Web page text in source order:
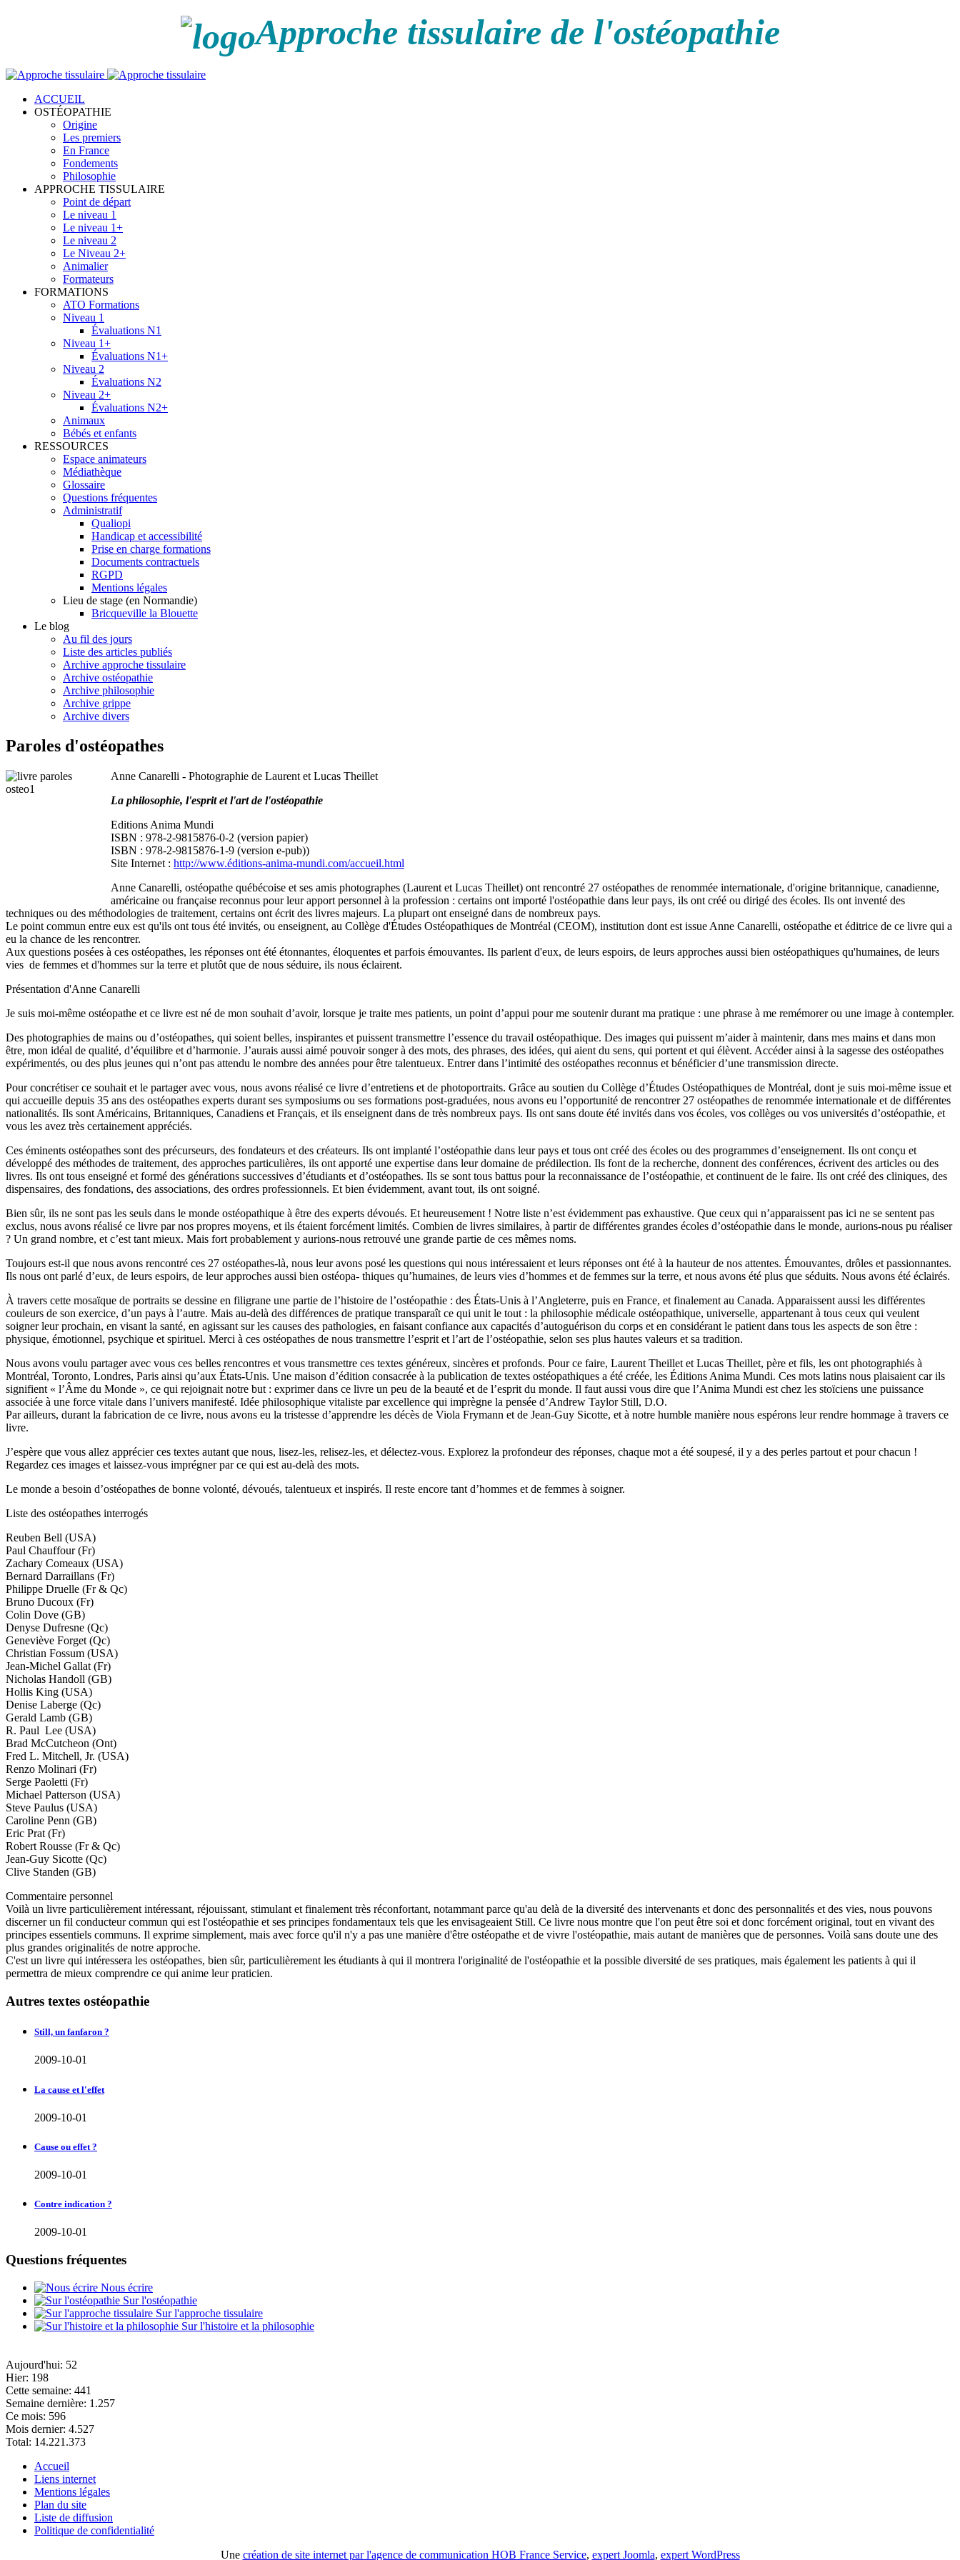
Approche tissulaire de l'ostéopathie
ACCUEIL
OSTÉOPATHIE
Origine
Les premiers
En France
Fondements
Philosophie
APPROCHE TISSULAIRE
Point de départ
Le niveau 1
Le niveau 1+
Le niveau 2
Le Niveau 2+
Animalier
Formateurs
FORMATIONS
ATO Formations
Niveau 1
Évaluations N1
Niveau 1+
Évaluations N1+
Niveau 2
Évaluations N2
Niveau 2+
Évaluations N2+
Animaux
Bébés et enfants
RESSOURCES
Espace animateurs
Médiathèque
Glossaire
Questions fréquentes
Administratif
Qualiopi
Handicap et accessibilité
Prise en charge formations
Documents contractuels
RGPD
Mentions légales
Lieu de stage (en Normandie)
Bricqueville la Blouette
Le blog
Au fil des jours
Liste des articles publiés
Archive approche tissulaire
Archive ostéopathie
Archive philosophie
Archive grippe
Archive divers
Paroles d'ostéopathes
Anne Canarelli - Photographie de Laurent et Lucas Theillet
La philosophie, l'esprit et l'art de l'ostéopathie
Editions Anima Mundi
ISBN : 978-2-9815876-0-2 (version papier)
ISBN : 978-2-9815876-1-9 (version e-pub))
Site Internet : http://www.éditions-anima-mundi.com/accueil.html
Anne Canarelli, ostéopathe québécoise et ses amis photographes (Laurent et Lucas Theillet) ont rencontré 27 ostéopathes de renommée internationale, d'origine britannique, canadienne,
américaine ou française reconnus pour leur apport personnel à la profession : certains ont importé l'ostéopathie dans leur pays, ils ont créé ou dirigé des écoles. Ils ont inventé des
techniques ou des méthodologies de traitement, certains ont écrit des livres majeurs. La plupart ont enseigné dans de nombreux pays.
Le point commun entre eux est qu'ils ont tous été invités, ou enseignent, au Collège d'Études Ostéopathiques de Montréal (CEOM), institution dont est issue Anne Canarelli, ostéopathe et éditrice de ce livre qui a
eu la chance de les rencontrer.
Aux questions posées à ces ostéopathes, les réponses ont été étonnantes, éloquentes et parfois émouvantes. Ils parlent d'eux, de leurs espoirs, de leurs approches aussi bien ostéopathiques qu'humaines, de leurs
vies de femmes et d'hommes sur la terre et plutôt que de nous séduire, ils nous éclairent.
Présentation d'Anne Canarelli
Je suis moi-même ostéopathe et ce livre est né de mon souhait d’avoir, lorsque je traite mes patients, un point d’appui pour me soutenir durant ma pratique : une phrase à me remémorer ou une image à contempler.
Des photographies de mains ou d’ostéopathes, qui soient belles, inspirantes et puissent transmettre l’essence du travail ostéopathique. Des images qui puissent m’aider à maintenir, dans mes mains et dans mon
être, mon idéal de qualité, d’équilibre et d’harmonie. J’aurais aussi aimé pouvoir songer à des mots, des phrases, des idées, qui aient du sens, qui portent et qui élèvent. Accéder ainsi à la sagesse des ostéopathes
expérimentés, ou des plus jeunes qui n’ont pas attendu le nombre des années pour être talentueux. Entrer dans l’intimité des ostéopathes reconnus et bénéficier d’une transmission directe.
Pour concrétiser ce souhait et le partager avec vous, nous avons réalisé ce livre d’entretiens et de photoportraits. Grâce au soutien du Collège d’Études Ostéopathiques de Montréal, dont je suis moi-même issue et
qui accueille depuis 35 ans des ostéopathes experts durant ses symposiums ou ses formations post-graduées, nous avons eu l’opportunité de rencontrer 27 ostéopathes de renommée internationale et de différentes
nationalités. Ils sont Américains, Britanniques, Canadiens et Français, et ils enseignent dans de très nombreux pays. Ils ont sans doute été invités dans vos écoles, vos collèges ou vos universités d’ostéopathie, et
vous les avez très certainement appréciés.
Ces éminents ostéopathes sont des précurseurs, des fondateurs et des créateurs. Ils ont implanté l’ostéopathie dans leur pays et tous ont créé des écoles ou des programmes d’enseignement. Ils ont conçu et
développé des méthodes de traitement, des approches particulières, ils ont apporté une expertise dans leur domaine de prédilection. Ils font de la recherche, donnent des conférences, écrivent des articles ou des
livres. Ils ont tous enseigné et formé des générations successives d’étudiants et d’ostéopathes. Ils se sont tous battus pour la reconnaissance de l’ostéopathie, et continuent de le faire. Ils ont créé des cliniques, des
dispensaires, des fondations, des associations, des ordres professionnels. Et bien évidemment, avant tout, ils ont soigné.
Bien sûr, ils ne sont pas les seuls dans le monde ostéopathique à être des experts dévoués. Et heureusement ! Notre liste n’est évidemment pas exhaustive. Que ceux qui n’apparaissent pas ici ne se sentent pas
exclus, nous avons réalisé ce livre par nos propres moyens, et ils étaient forcément limités. Combien de livres similaires, à partir de différentes grandes écoles d’ostéopathie dans le monde, aurions-nous pu réaliser
? Un grand nombre, et c’est tant mieux. Mais fort probablement y aurions-nous retrouvé une grande partie de ces mêmes noms.
Toujours est-il que nous avons rencontré ces 27 ostéopathes-là, nous leur avons posé les questions qui nous intéressaient et leurs réponses ont été à la hauteur de nos attentes. Émouvantes, drôles et passionnantes.
Ils nous ont parlé d’eux, de leurs espoirs, de leur approches aussi bien ostéopa- thiques qu’humaines, de leurs vies d’hommes et de femmes sur la terre, et nous avons été plus que séduits. Nous avons été éclairés.
À travers cette mosaïque de portraits se dessine en filigrane une partie de l’histoire de l’ostéopathie : des États-Unis à l’Angleterre, puis en France, et finalement au Canada. Apparaissent aussi les différentes
couleurs de son exercice, d’un pays à l’autre. Mais au-delà des différences de pratique transparaît ce qui unit le tout : la philosophie médicale ostéopathique, universelle, appartenant à tous ceux qui veulent
soigner leur prochain, en visant la santé, en agissant sur les causes des pathologies, en faisant confiance aux capacités d’autoguérison du corps et en considérant le patient dans tous les aspects de son être :
physique, émotionnel, psychique et spirituel. Merci à ces ostéopathes de nous transmettre l’esprit et l’art de l’ostéopathie, selon ses plus hautes valeurs et sa tradition.
Nous avons voulu partager avec vous ces belles rencontres et vous transmettre ces textes généreux, sincères et profonds. Pour ce faire, Laurent Theillet et Lucas Theillet, père et fils, les ont photographiés à
Montréal, Toronto, Londres, Paris ainsi qu’aux États-Unis. Une maison d’édition consacrée à la publication de textes ostéopathiques a été créée, les Éditions Anima Mundi. Ces mots latins nous plaisaient car ils
signifient « l’Âme du Monde », ce qui rejoignait notre but : exprimer dans ce livre un peu de la beauté et de l’esprit du monde. Il faut aussi vous dire que l’Anima Mundi est chez les stoïciens une puissance
associée à une force vitale dans l’univers manifesté. Idée philosophique vitaliste par excellence qui imprègne la pensée d’Andrew Taylor Still, D.O.
Par ailleurs, durant la fabrication de ce livre, nous avons eu la tristesse d’apprendre les décès de Viola Frymann et de Jean-Guy Sicotte, et à notre humble manière nous espérons leur rendre hommage à travers ce
livre.
J’espère que vous allez apprécier ces textes autant que nous, lisez-les, relisez-les, et délectez-vous. Explorez la profondeur des réponses, chaque mot a été soupesé, il y a des perles partout et pour chacun !
Regardez ces images et laissez-vous imprégner par ce qui est au-delà des mots.
Le monde a besoin d’ostéopathes de bonne volonté, dévoués, talentueux et inspirés. Il reste encore tant d’hommes et de femmes à soigner.
Liste des ostéopathes interrogés
Reuben Bell (USA)
Paul Chauffour (Fr)
Zachary Comeaux (USA)
Bernard Darraillans (Fr)
Philippe Druelle (Fr & Qc)
Bruno Ducoux (Fr)
Colin Dove (GB)
Denyse Dufresne (Qc)
Geneviève Forget (Qc)
Christian Fossum (USA)
Jean-Michel Gallat (Fr)
Nicholas Handoll (GB)
Hollis King (USA)
Denise Laberge (Qc)
Gerald Lamb (GB)
R. Paul Lee (USA)
Brad McCutcheon (Ont)
Fred L. Mitchell, Jr. (USA)
Renzo Molinari (Fr)
Serge Paoletti (Fr)
Michael Patterson (USA)
Steve Paulus (USA)
Caroline Penn (GB)
Eric Prat (Fr)
Robert Rousse (Fr & Qc)
Jean-Guy Sicotte (Qc)
Clive Standen (GB)
Commentaire personnel
Voilà un livre particulièrement intéressant, réjouissant, stimulant et finalement très réconfortant, notammant parce qu'au delà de la diversité des intervenants et donc des personnalités et des vies, nous pouvons
discerner un fil conducteur commun qui est l'ostéopathie et ses principes fondamentaux tels que les envisageaient Still. Ce livre nous montre que l'on peut être soi et donc forcément original, tout en vivant des
principes essentiels communs. Il exprime simplement, mais avec force qu'il n'y a pas une manière d'être ostéopathe et de vivre l'ostéopathie, mais autant de manières que de personnes. Voilà sans doute une des
plus grandes originalités de notre approche.
C'est un livre qui intéressera les ostéopathes, bien sûr, particulièrement les étudiants à qui il montrera l'originalité de l'ostéopathie et la possible diversité de ses pratiques, mais également les patients à qui il
permettra de mieux comprendre ce qui anime leur praticien.
Autres textes ostéopathie
Still, un fanfaron ?
2009-10-01
La cause et l'effet
2009-10-01
Cause ou effet ?
2009-10-01
Contre indication ?
2009-10-01
Questions fréquentes
Nous écrire
Sur l'ostéopathie
Sur l'approche tissulaire
Sur l'histoire et la philosophie
Aujourd'hui: 52
Hier: 198
Cette semaine: 441
Semaine dernière: 1.257
Ce mois: 596
Mois dernier: 4.527
Total: 14.221.373
Accueil
Liens internet
Mentions légales
Plan du site
Liste de diffusion
Politique de confidentialité
Une création de site internet par l'agence de communication HOB France Service, expert Joomla, expert WordPress